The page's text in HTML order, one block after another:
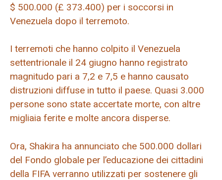
$ 500.000 (£ 373.400) per i soccorsi in
Venezuela dopo il terremoto.
I terremoti che hanno colpito il Venezuela
settentrionale il 24 giugno hanno registrato
magnitudo pari a 7,2 e 7,5 e hanno causato
distruzioni diffuse in tutto il paese. Quasi 3.000
persone sono state accertate morte, con altre
migliaia ferite e molte ancora disperse.
Ora, Shakira ha annunciato che 500.000 dollari
del Fondo globale per l’educazione dei cittadini
della FIFA verranno utilizzati per sostenere gli